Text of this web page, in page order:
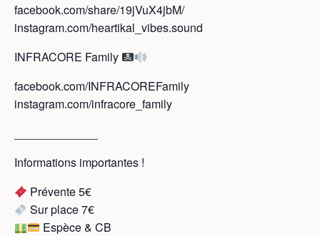
facebook.com/share/19jVuX4jbM/
instagram.com/heartikal_vibes.sound
INFRACORE Family
facebook.com/INFRACOREFamily
instagram.com/infracore_family
Informations importantes !
Prévente 5€
Sur place 7€
Espèce & CB